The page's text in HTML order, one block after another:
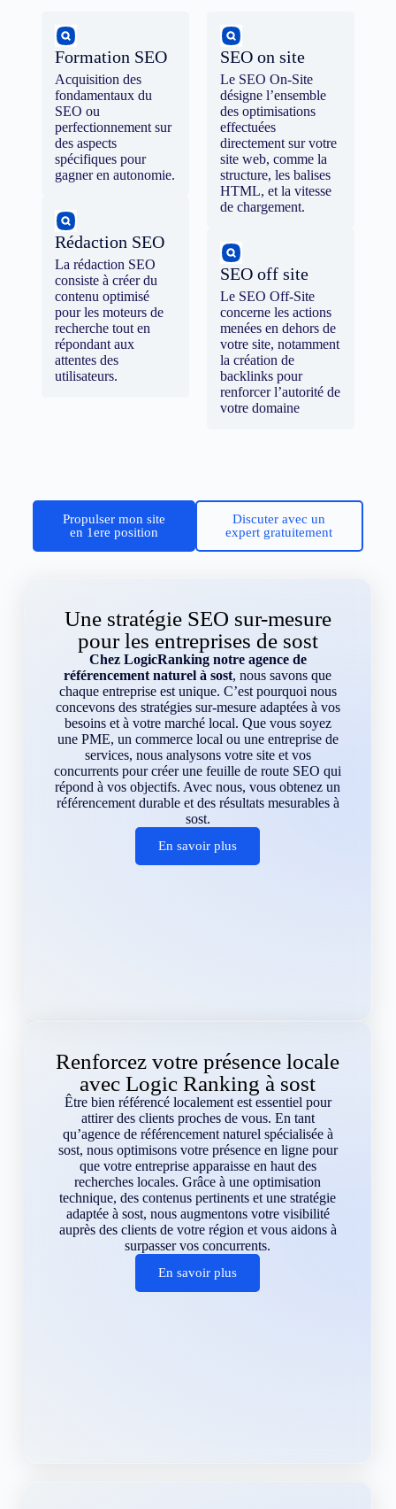
Formation SEO
Acquisition des
fondamentaux du
SEO ou
perfectionnement sur
des aspects
spécifiques pour
gagner en autonomie.
Rédaction SEO
La rédaction SEO
consiste à créer du
contenu optimisé
pour les moteurs de
recherche tout en
répondant aux
attentes des
utilisateurs.
SEO on site
Le SEO On-Site
désigne l’ensemble
des optimisations
effectuées
directement sur votre
site web, comme la
structure, les balises
HTML, et la vitesse
de chargement.
SEO off site
Le SEO Off-Site
concerne les actions
menées en dehors de
votre site, notamment
la création de
backlinks pour
renforcer l’autorité de
votre domaine
Propulser mon site
en 1ere position
Discuter avec un
expert gratuitement
Une stratégie SEO sur-mesure
pour les entreprises de sost
Chez LogicRanking notre agence de
référencement naturel à sost, nous savons que
chaque entreprise est unique. C’est pourquoi nous
concevons des stratégies sur-mesure adaptées à vos
besoins et à votre marché local. Que vous soyez
une PME, un commerce local ou une entreprise de
services, nous analysons votre site et vos
concurrents pour créer une feuille de route SEO qui
répond à vos objectifs. Avec nous, vous obtenez un
référencement durable et des résultats mesurables à
sost.
En savoir plus
Renforcez votre présence locale
avec Logic Ranking à sost
Être bien référencé localement est essentiel pour
attirer des clients proches de vous. En tant
qu’agence de référencement naturel spécialisée à
sost, nous optimisons votre présence en ligne pour
que votre entreprise apparaisse en haut des
recherches locales. Grâce à une optimisation
technique, des contenus pertinents et une stratégie
adaptée à sost, nous augmentons votre visibilité
auprès des clients de votre région et vous aidons à
surpasser vos concurrents.
En savoir plus